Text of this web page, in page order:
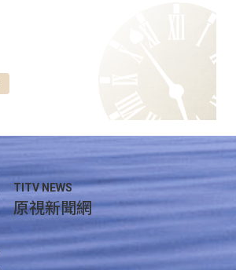
TITV NEWS
原視新聞網